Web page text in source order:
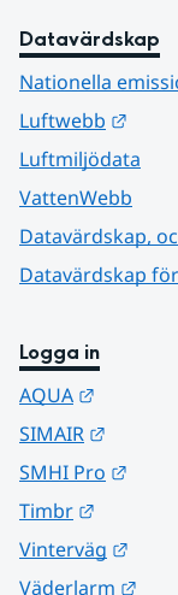
Datavärdskap
Nationella
Luftwebb
Luftmiljödata
VattenWebb
Datavärdskap,
Datavärdskap
Logga in
AQUA
SIMAIR
SMHI Pro
Timbr
Vinterväg
Väderlarm